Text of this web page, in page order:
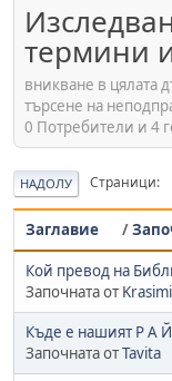
термини
вникване в цялата
търсене на
0 Потребители и 4
НАДОЛУ Страници
Заглавие /
Кой превод на
Започната от
Къде е нашият Р А Й
Започната отTavita